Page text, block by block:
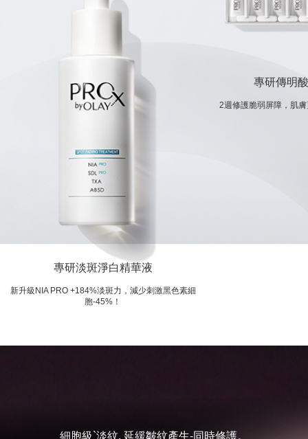
專研淡斑淨白精華液
新升級NIA PRO +184%淡斑力，減少刺激黑色素細
胞-45%！
專研傳明
2週修護脆弱屏障，肌
細胞級`淡紋, 延緩皺紋產生-同時修護。